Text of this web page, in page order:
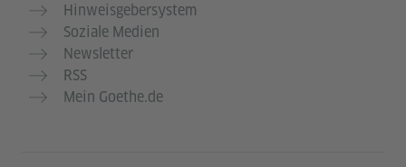
Hinweisgebersystem
Soziale Medien
Newsletter
RSS
Mein Goethe.de